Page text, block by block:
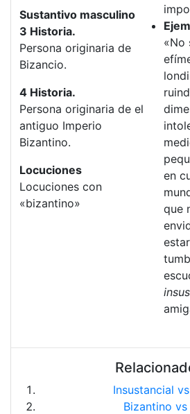
Sustantivo masculino
3 Historia.
Persona originaria de
Bizancio.
4 Historia.
Persona originaria de el
antiguo Imperio
Bizantino.
Locuciones
Locuciones con
«bizantino»
«No
en
que
Insustancial
Bizantino vs